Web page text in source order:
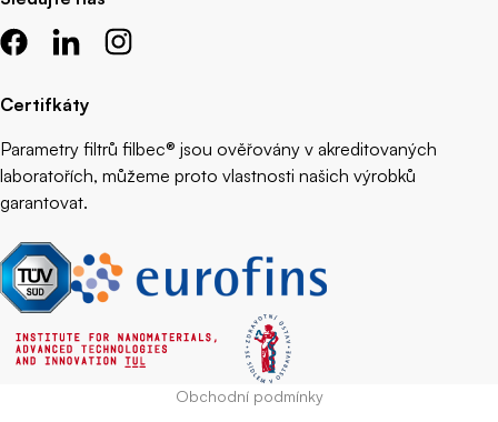
Certifkáty
Parametry filtrů filbec® jsou ověřovány v akreditovaných
laboratořích, můžeme proto vlastnosti našich výrobků
garantovat.
Obchodní podmínky